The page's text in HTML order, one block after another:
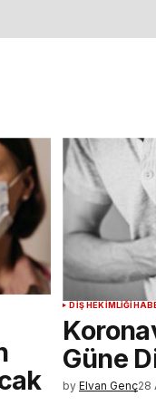
DIŞ HEKIMLIĞI
Güne
by Elvan Genç28